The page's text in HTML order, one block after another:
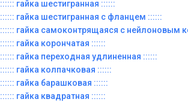
:::::: гайка шестигранная ::::::
:::::: гайка шестигранная с фланцем ::::::
:::::: гайка самоконтрящаяся с нейлоновым
:::::: гайка корончатая ::::::
:::::: гайка переходная удлиненная ::::::
:::::: гайка колпачковая ::::::
:::::: гайка барашковая ::::::
:::::: гайка квадратная ::::::